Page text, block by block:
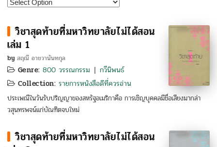
วิชาสุดท้ายที่มหาวิทยาลัยไม่ได้สอน
เล่ม 1
by สฤณี อาชวานันทกุล
Genre: 800 วรรณกรรม | กวีนิพนธ์
Collection: รายการหนังสือดีที่ควรอ่าน
ประเพณีในวันรับปริญญาของสหรัฐอเมริกาคือ การเชิญบุคคลมีชื่อเสียงมากล่า
วสุนทรพจน์แก่บัณฑิตจบใหม่
วิชาสุดท้ายที่มหาวิทยาลัยไม่ได้สอน